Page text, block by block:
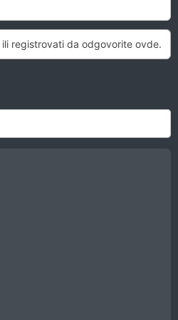
registrovati da odgovorite ovde.